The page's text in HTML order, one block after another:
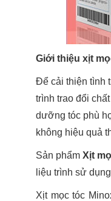
Giới thiệu xịt
Để cải thiện tình
trình trao đổi
dưỡng tóc phù
không hiệu quả
Sản phẩmXịt
liệu trình sử
Xịt mọc tóc